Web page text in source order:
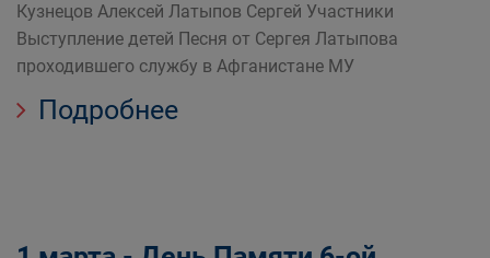
Кузнецов Алексей Латыпов Сергей Участники
Выступление детей Песня от Сергея Латыпова
проходившего службу в Афганистане МУ
Подробнее